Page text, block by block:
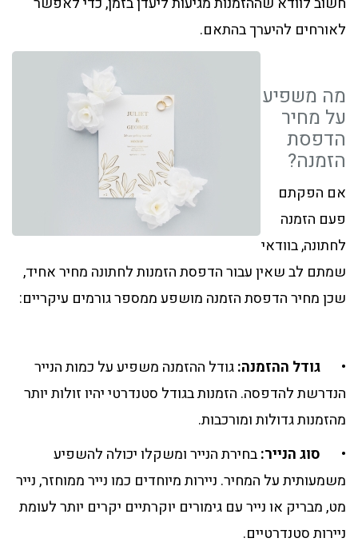
לאורחים להיערך בהתאם.
מה משפיע
על מחיר
הדפסת
הזמנה?
אם הפקתם
פעם הזמנה
לחתונה, בוודאי
שמתם לב שאין עבור הדפסת הזמנות לחתונה מחיר אחיד,
שכן מחיר הדפסת הזמנה מושפע ממספר גורמים עיקריים:
גודל ההזמנה:גודל ההזמנה משפיע על כמות הנייר
הנדרשת להדפסה. הזמנות בגודל סטנדרטי יהיו זולות יותר
מהזמנות גדולות ומורכבות.
סוג הנייר:בחירת הנייר ומשקלו יכולה להשפיע
משמעותית על המחיר. ניירות מיוחדים כמו נייר ממוחזר, נייר
מט, מבריק או נייר עם גימורים יוקרתיים יקרים יותר לעומת
ניירות סטנדרטיים.